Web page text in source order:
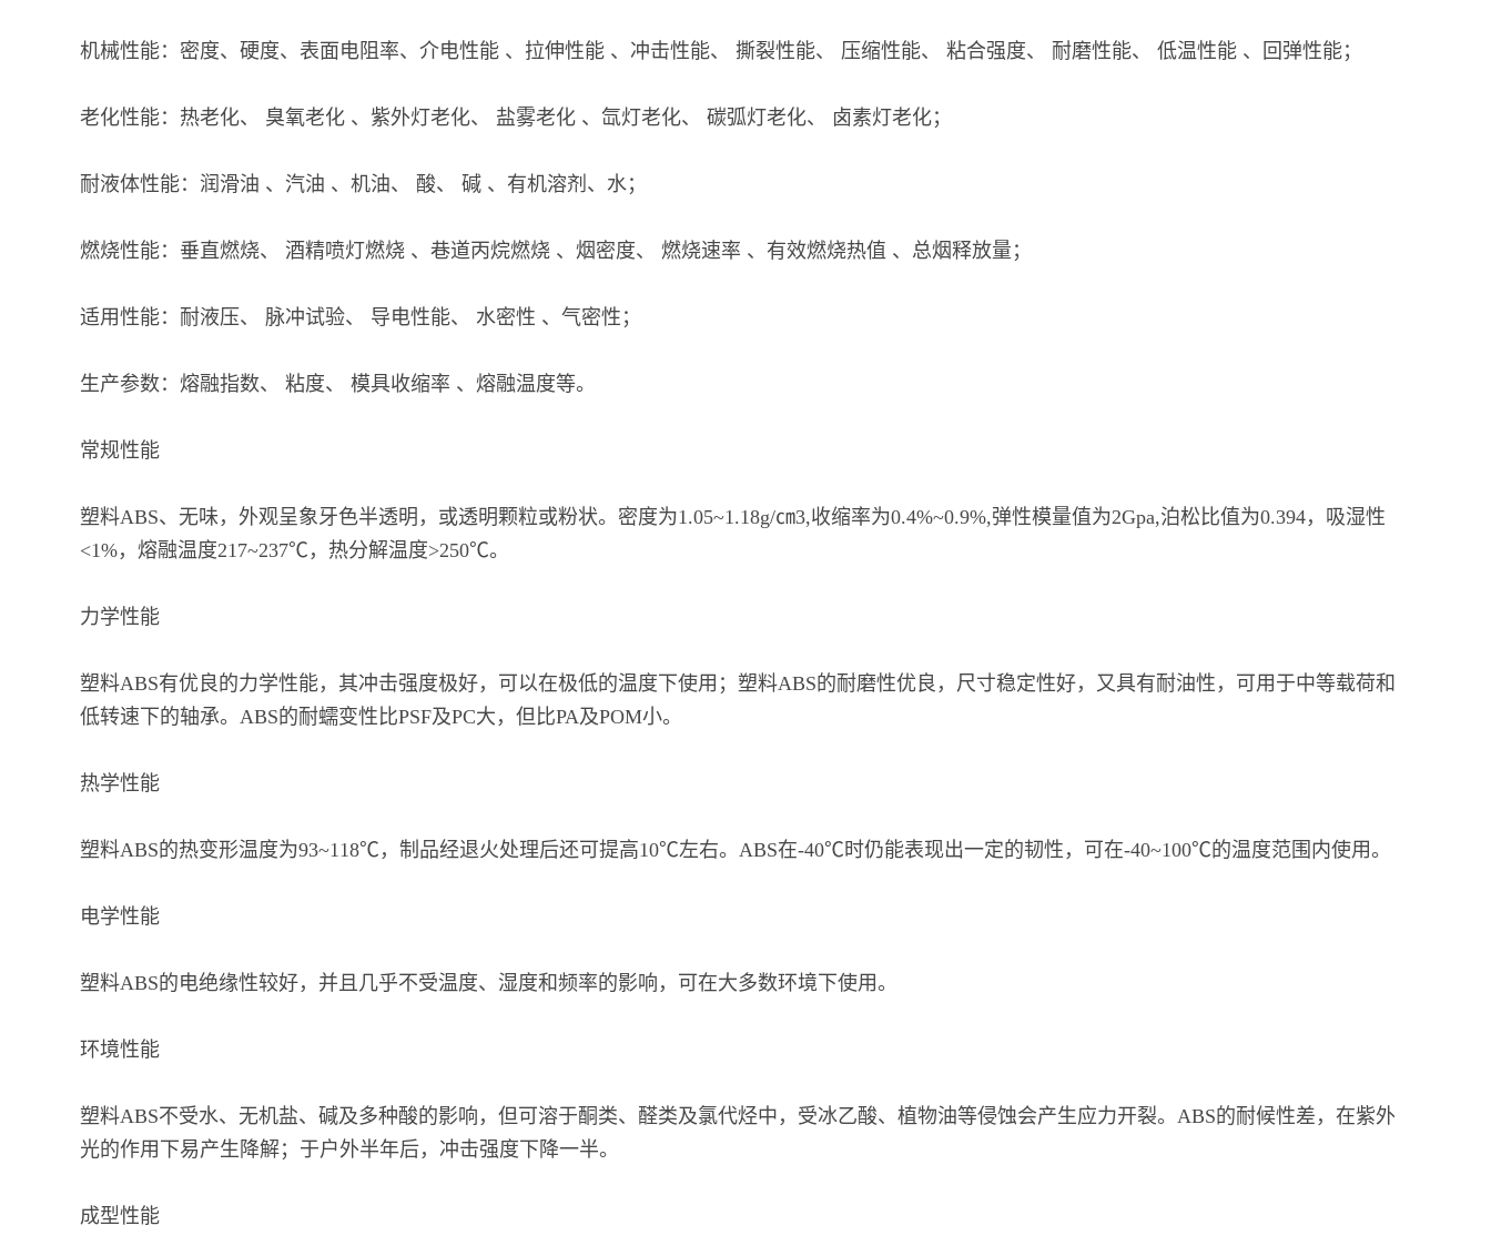
机械性能：密度、硬度、表面电阻率、介电性能 、拉伸性能 、冲击性能、 撕裂性能、 压缩性能、 粘合强度、 耐磨性能、 低温性能 、回弹性能；
老化性能：热老化、 臭氧老化 、紫外灯老化、 盐雾老化 、氙灯老化、 碳弧灯老化、 卤素灯老化；
耐液体性能：润滑油 、汽油 、机油、 酸、 碱 、有机溶剂、水；
燃烧性能：垂直燃烧、 酒精喷灯燃烧 、巷道丙烷燃烧 、烟密度、 燃烧速率 、有效燃烧热值 、总烟释放量；
适用性能：耐液压、 脉冲试验、 导电性能、 水密性 、气密性；
生产参数：熔融指数、 粘度、 模具收缩率 、熔融温度等。
常规性能
塑料ABS、无味，外观呈象牙色半透明，或透明颗粒或粉状。密度为1.05~1.18g/㎝3,收缩率为0.4%~0.9%,弹性模量值为2Gpa,泊松比值为0.394，吸湿性
<1%，熔融温度217~237℃，热分解温度>250℃。
力学性能
塑料ABS有优良的力学性能，其冲击强度极好，可以在极低的温度下使用；塑料ABS的耐磨性优良，尺寸稳定性好，又具有耐油性，可用于中等载荷和
低转速下的轴承。ABS的耐蠕变性比PSF及PC大，但比PA及POM小。
热学性能
塑料ABS的热变形温度为93~118℃，制品经退火处理后还可提高10℃左右。ABS在-40℃时仍能表现出一定的韧性，可在-40~100℃的温度范围内使用。
电学性能
塑料ABS的电绝缘性较好，并且几乎不受温度、湿度和频率的影响，可在大多数环境下使用。
环境性能
塑料ABS不受水、无机盐、碱及多种酸的影响，但可溶于酮类、醛类及氯代烃中，受冰乙酸、植物油等侵蚀会产生应力开裂。ABS的耐候性差，在紫外
光的作用下易产生降解；于户外半年后，冲击强度下降一半。
成型性能